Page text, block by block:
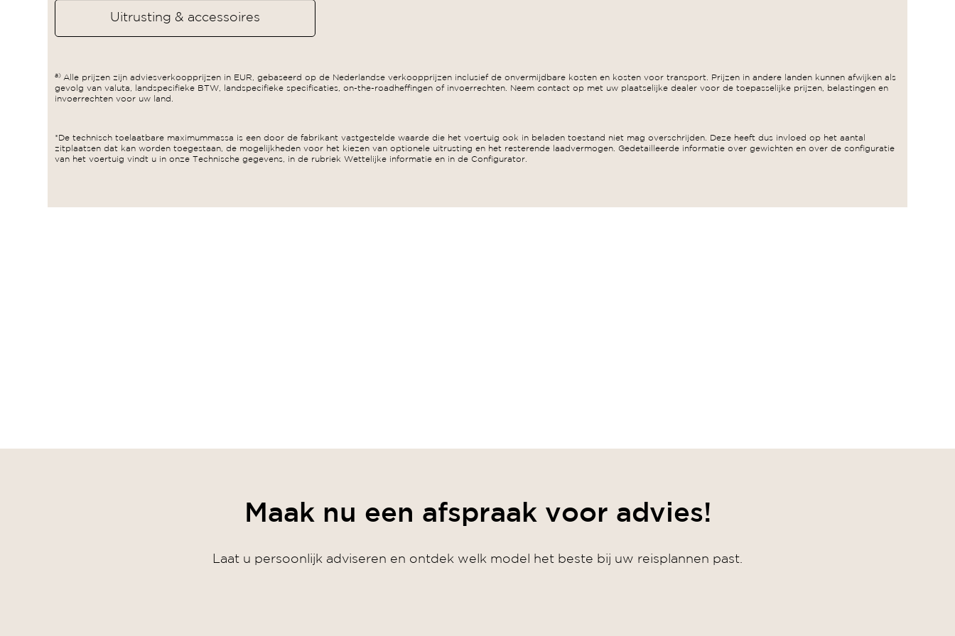
Uitrusting & accessoires
a) Alle prijzen zijn adviesverkoopprijzen in EUR, gebaseerd op de Nederlandse verkoopprijzen inclusief de onvermijdbare kosten en kosten voor transport. Prijzen in andere landen kunnen afwijken als
gevolg van valuta, landspecifieke BTW, landspecifieke specificaties, on-the-roadheffingen of invoerrechten. Neem contact op met uw plaatselijke dealer voor de toepasselijke prijzen, belastingen en
invoerrechten voor uw land.
*De technisch toelaatbare maximummassa is een door de fabrikant vastgestelde waarde die het voertuig ook in beladen toestand niet mag overschrijden. Deze heeft dus invloed op het aantal
zitplaatsen dat kan worden toegestaan, de mogelijkheden voor het kiezen van optionele uitrusting en het resterende laadvermogen. Gedetailleerde informatie over gewichten en over de configuratie
van het voertuig vindt u in onze Technische gegevens, in de rubriek Wettelijke informatie en in de Configurator.
Maak nu een afspraak voor advies!
Laat u persoonlijk adviseren en ontdek welk model het beste bij uw reisplannen past.